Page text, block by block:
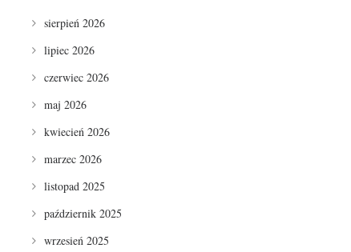
sierpień 2026
lipiec 2026
czerwiec 2026
maj 2026
kwiecień 2026
marzec 2026
listopad 2025
październik 2025
wrzesień 2025